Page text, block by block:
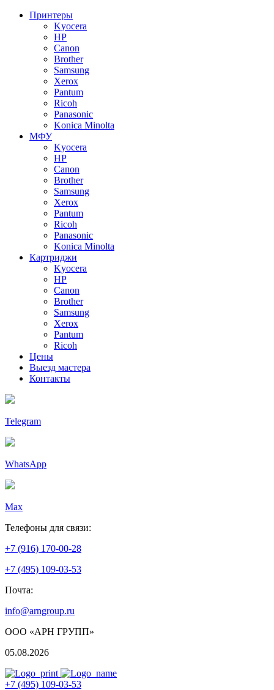
Принтеры
Kyocera
HP
Canon
Brother
Samsung
Xerox
Pantum
Ricoh
Panasonic
Konica Minolta
МФУ
Kyocera
HP
Canon
Brother
Samsung
Xerox
Pantum
Ricoh
Panasonic
Konica Minolta
Картриджи
Kyocera
HP
Canon
Brother
Samsung
Xerox
Pantum
Ricoh
Цены
Выезд мастера
Контакты
Telegram
WhatsApp
Max
Телефоны для связи:
+7 (916) 170-00-28
+7 (495) 109-03-53
Почта:
info@arngroup.ru
ООО «АРН ГРУПП»
05.08.2026
+7 (495) 109-03-53